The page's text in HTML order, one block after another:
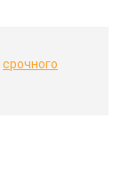
срочного